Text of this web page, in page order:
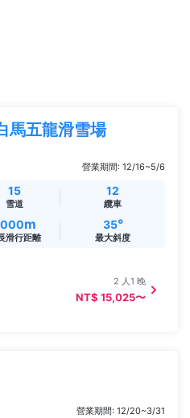
馬五龍滑雪場
營業期間: 12/16~5/6
15
雪道
12
纜車
m
滑行距離
35°
最大斜度
2 人1 晚
NT$ 15,025〜
營業期間: 12/20~3/31